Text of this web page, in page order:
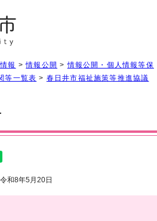
報 >情報公開 >情報公開・個人情報等保
等一覧表 > 春日井市福祉施策等推進協議
和8年5月20日